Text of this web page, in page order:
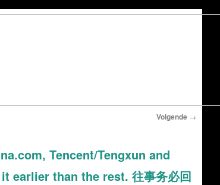
Volgende →
Tencent/Tengxun and
earlier than the rest. 往事务必回